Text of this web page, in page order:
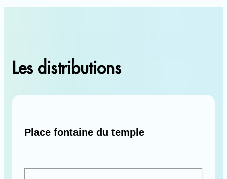
Les distributions
Place fontaine du temple